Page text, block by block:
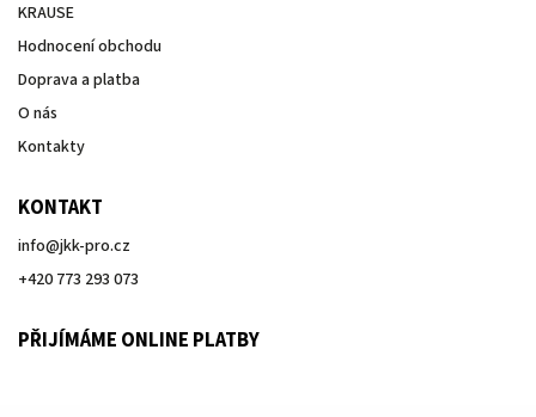
KRAUSE
Hodnocení obchodu
Doprava a platba
O nás
Kontakty
KONTAKT
info@jkk-pro.cz
+420 773 293 073
PŘIJÍMÁME ONLINE PLATBY